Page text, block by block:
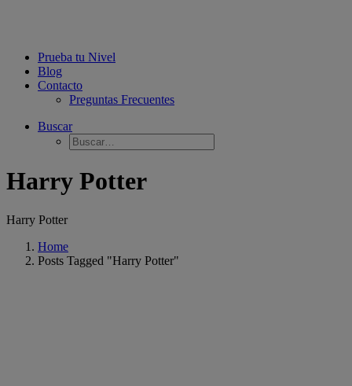
Prueba tu Nivel
Blog
Contacto
Preguntas Frecuentes
Buscar
Harry Potter
Harry Potter
Home
Posts Tagged "Harry Potter"